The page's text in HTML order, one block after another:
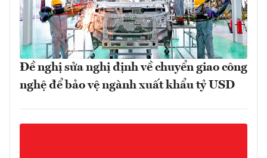
Đề nghị sửa nghị định về chuyển giao công
nghệ để bảo vệ ngành xuất khẩu tỷ USD